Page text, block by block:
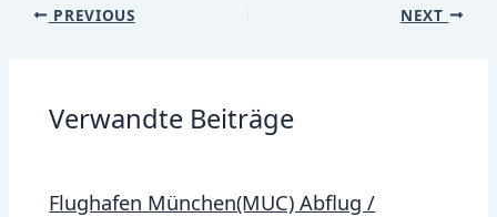
Post
PREVIOUS NEXT
Verwandte Beiträge
Flughafen München(MUC) Abflug /